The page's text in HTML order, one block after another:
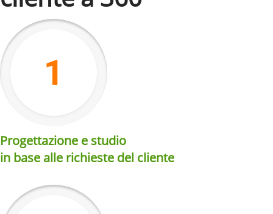
Progettazione e studio
in base alle richieste del cliente